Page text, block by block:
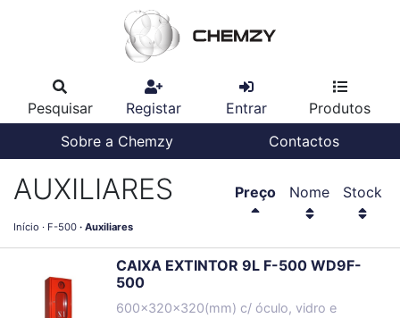
Pesquisar Registar Entrar
Produtos
Sobre a Chemzy
Contactos
AUXILIARES
Início F-500 Auxiliares
Preço Nome Stock
CAIXA EXTINTOR 9L F-500 WD9F-
500
600x320x320(mm) c/ óculo, vidro e